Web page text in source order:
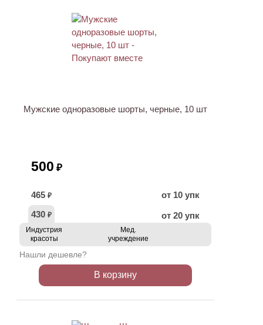
Мужские одноразовые шорты, черные, 10 шт
500 ₽
465 ₽
от 10 упк
430 ₽ от 20 упк
Индустрия
красоты
Мед.
учреждение
Нашли дешевле?
В корзину